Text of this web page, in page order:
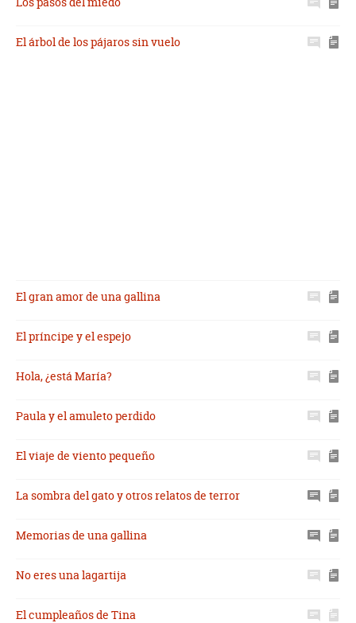
El árbol de los pájaros sin vuelo
El gran amor de una gallina
El príncipe y el espejo
Hola, ¿está María?
Paula y el amuleto perdido
El viaje de viento pequeño
La sombra del gato y otros relatos de terror
Memorias de una gallina
No eres una lagartija
El cumpleaños de Tina